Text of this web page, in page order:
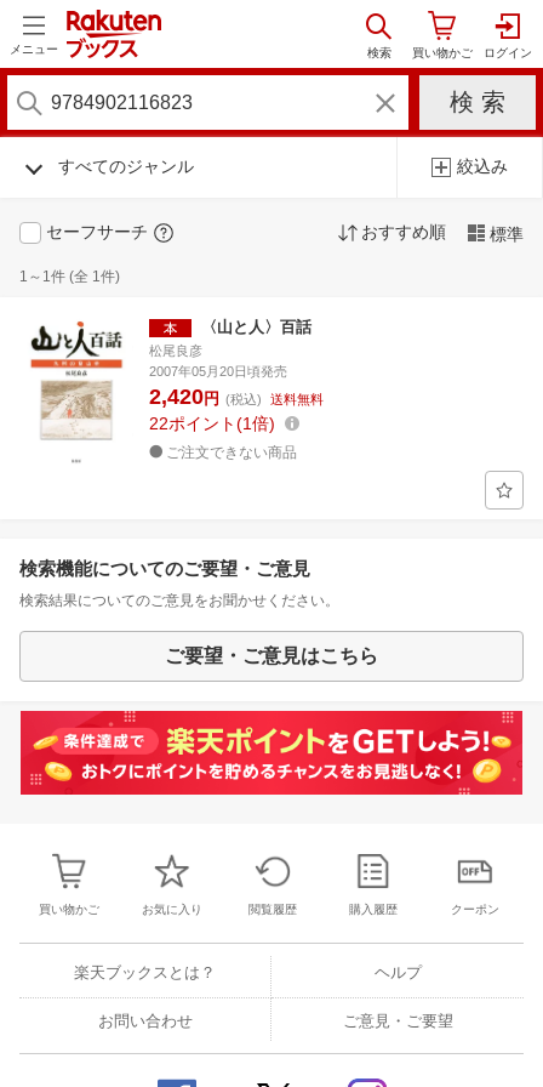
メニュー
すべてのジャンル 絞込み
セーフサーチ おすすめ順 標準
1～1件 (全 1件)
〈山と人〉百話
松尾良彦
2007年05月20日頃発売
2,420円 (税込) 送料無料
22ポイント 1倍
ご注文できない商品
検索機能についてのご要望・ご意見
検索結果についてのご意見をお聞かせください。
ご要望・ご意見はこちら
買い物かご お気に入り 閲覧履歴 購入履歴 クーポン
楽天ブックスとは？ ヘルプ
お問い合わせ ご意見・ご要望